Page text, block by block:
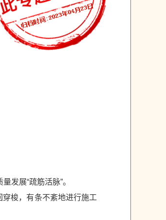
发展“疏筋活脉”。
梭，有条不紊地进行施工